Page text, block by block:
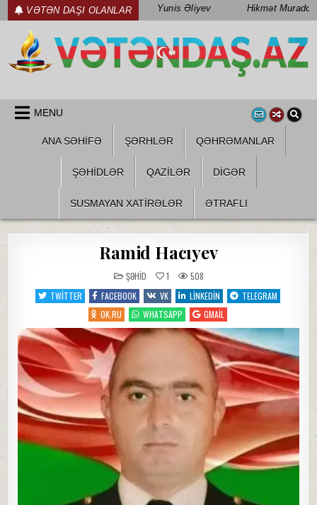
Skip
to
content
VƏTƏN DAŞI OLANLAR Yunis Əliyev Hikmət Muradov
MENU
ANA SƏHİFƏ ŞƏRHLƏR QƏHRƏMANLAR
ŞƏHIDLƏR QAZILƏR DIGƏR
SUSMAYAN XATİRƏLƏR ƏTRAFLI
Ramid Hacıyev
POSTED
IN
ŞƏHID 1
508
TWITTER
FACEBOOK VK LINKEDIN
TELEGRAM
OK.RU
WHATSAPP GMAIL